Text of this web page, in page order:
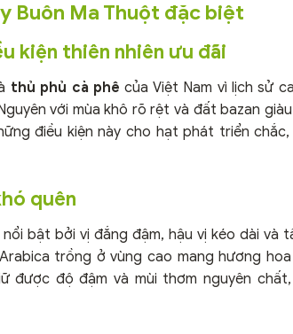
Buôn Ma Thuột đặc biệt
kiện thiên nhiên ưu đãi
thủ phủ cà phê của Việt Nam vì lịch sử
với mùa khô rõ rệt và đất bazan
điều kiện này cho hạt phát triển
quên
nổi bật bởi vị đắng đậm, hậu vị kéo dài và
trồng ở vùng cao mang hương
được độ đậm và mùi thơm nguyên